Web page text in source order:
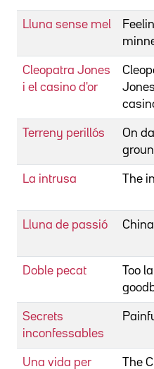
Lluna sense mel
Cleopatra Jones
i el casino d'or
Terreny perillós
On
La intrusa The
Lluna de passió
Doble pecat
Too
Secrets
inconfessables
Una vida per
The